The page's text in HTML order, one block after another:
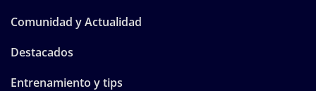
Comunidad y Actualidad
Destacados
Entrenamiento y tips